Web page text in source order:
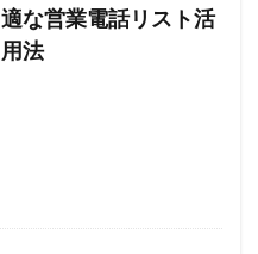
適な営業電話リスト活
用法